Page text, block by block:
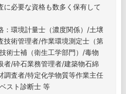
に必要な資格も数多く保有して
：環境計量士（濃度関係）/土壌
技術管理者/作業環境測定士（第
術士補（衛生工学部門）/毒物
者/砕石業務管理者/建築物石綿
調査者/特定化学物質等作業主任
スト診断士 等